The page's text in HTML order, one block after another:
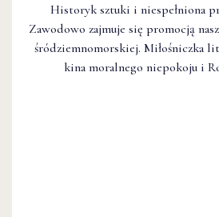
Historyk sztuki i niespełniona
Zawodowo zajmuje się promocją
śródziemnomorskiej. Miłośniczka
kina moralnego niepokoju i